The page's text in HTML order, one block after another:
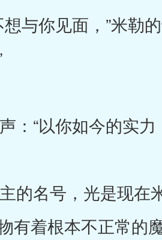
与你见面，”米勒
：“以你如今的实
的名号，光是现在
有着根本不正常的魔